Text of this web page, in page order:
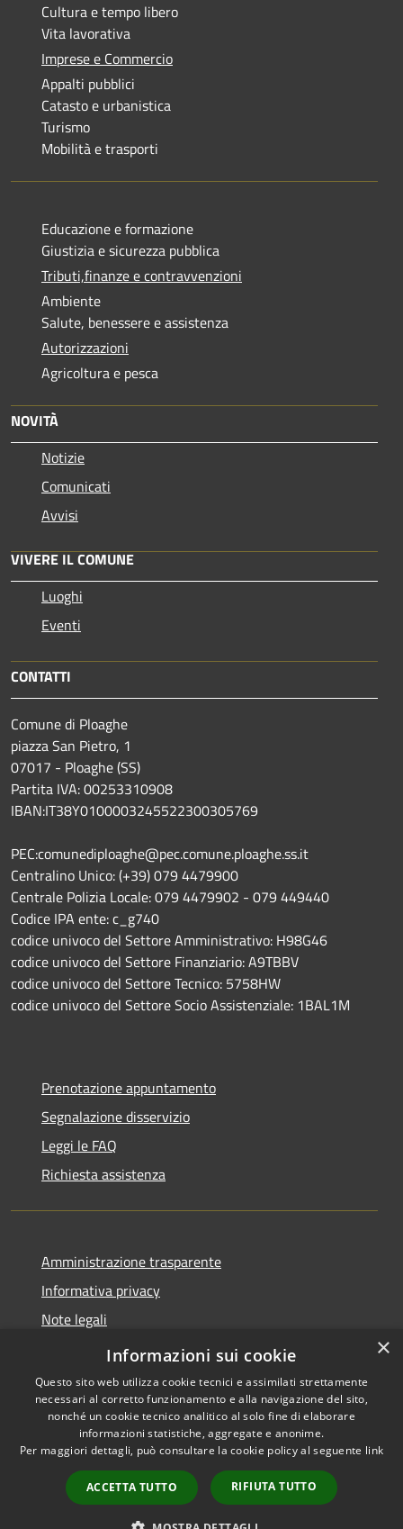
Cultura e tempo libero
Vita lavorativa
Imprese e Commercio
Appalti pubblici
Catasto e urbanistica
Turismo
Mobilità e trasporti
Educazione e formazione
Giustizia e sicurezza pubblica
Tributi,finanze e contravvenzioni
Ambiente
Salute, benessere e assistenza
Autorizzazioni
Agricoltura e pesca
NOVITÀ
Notizie
Comunicati
Avvisi
VIVERE IL COMUNE
Luoghi
Eventi
CONTATTI
Comune di Ploaghe
piazza San Pietro, 1
07017 - Ploaghe (SS)
Partita IVA: 00253310908
IBAN:IT38Y0100003245522300305769
PEC:comunediploaghe@pec.comune.ploaghe.ss.it
Centralino Unico: (+39) 079 4479900
Centrale Polizia Locale: 079 4479902 - 079 449440
Codice IPA ente: c_g740
codice univoco del Settore Amministrativo: H98G46
codice univoco del Settore Finanziario: A9TBBV
codice univoco del Settore Tecnico: 5758HW
codice univoco del Settore Socio Assistenziale: 1BAL1M
Prenotazione appuntamento
Segnalazione disservizio
Leggi le FAQ
Richiesta assistenza
Amministrazione trasparente
Informativa privacy
Note legali
Dichiarazione di accessibilità
Accessibilità
Copyright © 2026 • Comune di
Ploaghe • Powered by
Municipium•
Accesso
redazione
×
Informazioni sui cookie
Questo sito web utilizza cookie tecnici e assimilati strettamente
necessari al corretto funzionamento e alla navigazione del sito,
nonché un cookie tecnico analitico al solo fine di elaborare
informazioni statistiche, aggregate e anonime.
Per maggiori dettagli, può consultare la cookie policy al seguente link
ACCETTA TUTTO RIFIUTA TUTTO